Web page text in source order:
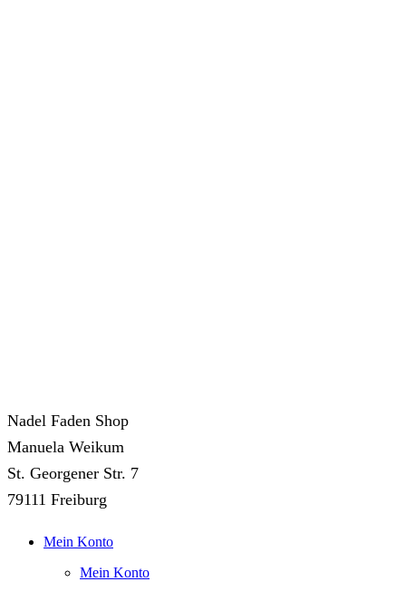
Nadel Faden Shop
Manuela Weikum
St. Georgener Str. 7
79111 Freiburg
Mein Konto
Mein Konto